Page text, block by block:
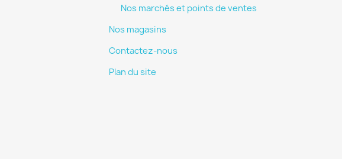
Nos marchés et points de ventes
Nos magasins
Contactez-nous
Plan du site